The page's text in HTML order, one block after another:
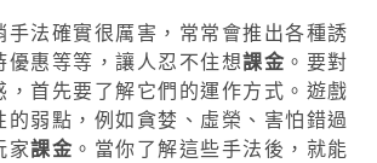
手法確實很厲害，常常會推出各種誘
優惠等等，讓人忍不住想課金 。要對
，首先要了解它們的運作方式。遊戲
的弱點，例如貪婪、虛榮、害怕錯過
家課金 。當你了解這些手法後，就能